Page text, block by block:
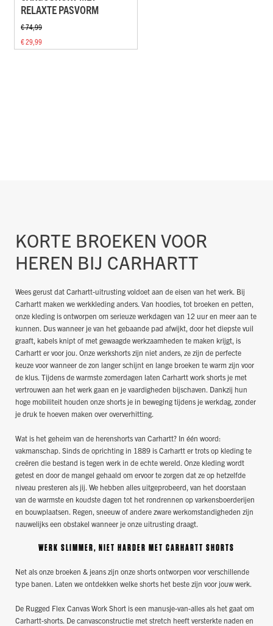
RELAXTE PASVORM
€ 74,99
€ 29,99
KORTE BROEKEN VOOR
HEREN BIJ CARHARTT
Wees gerust dat Carhartt-uitrusting voldoet aan de eisen van het werk. Bij
Carhartt maken we werkkleding anders. Van hoodies, tot broeken en petten,
onze kleding is ontworpen om serieuze werkdagen van 12 uur en meer aan te
kunnen. Dus wanneer je van het gebaande pad afwijkt, door het diepste vuil
graaft, kabels knipt of met gewaagde werkzaamheden te maken krijgt, is
Carhartt er voor jou. Onze werkshorts zijn niet anders, ze zijn de perfecte
keuze voor wanneer de zon langer schijnt en lange broeken te warm zijn voor
de klus. Tijdens de warmste zomerdagen laten Carhartt work shorts je met
vertrouwen aan het werk gaan en je vaardigheden bijschaven. Dankzij hun
hoge mobiliteit houden onze shorts je in beweging tijdens je werkdag, zonder
je druk te hoeven maken over oververhitting.
Wat is het geheim van de herenshorts van Carhartt? In één woord:
vakmanschap. Sinds de oprichting in 1889 is Carhartt er trots op kleding te
creëren die bestand is tegen werk in de echte wereld. Onze kleding wordt
getest en door de mangel gehaald om ervoor te zorgen dat ze op hetzelfde
niveau presteren als jij. We hebben alles uitgeprobeerd, van het doorstaan
van de warmste en koudste dagen tot het rondrennen op varkensboerderijen
en bouwplaatsen. Regen, sneeuw of andere zware werkomstandigheden zijn
nauwelijks een obstakel wanneer je onze uitrusting draagt.
WERK SLIMMER, NIET HARDER MET CARHARTT SHORTS
Net als onze broeken & jeans zijn onze shorts ontworpen voor verschillende
type banen. Laten we ontdekken welke shorts het beste zijn voor jouw werk.
De Rugged Flex Canvas Work Short is een manusje-van-alles als het gaat om
Carhartt-shorts. De canvasconstructie met stretch heeft versterkte naden en